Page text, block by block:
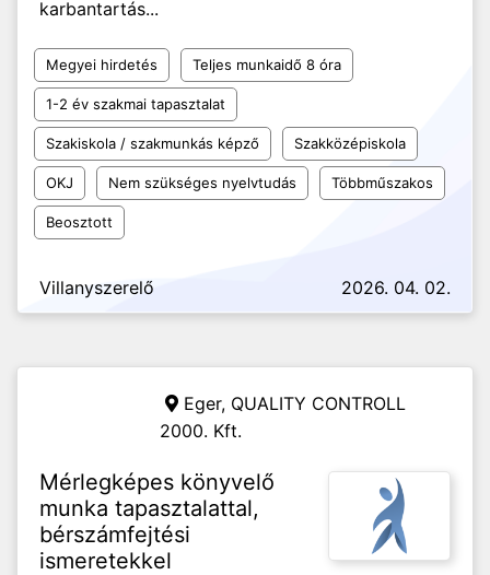
karbantartás...
Megyei hirdetés Teljes munkaidő 8 óra
1-2 év szakmai tapasztalat
Szakiskola / szakmunkás képző Szakközépiskola
OKJ Nem szükséges nyelvtudás Többműszakos
Beosztott
Villanyszerelő 2026. 04. 02.
Eger, QUALITY CONTROLL
2000. Kft.
Mérlegképes könyvelő
munka tapasztalattal,
bérszámfejtési
ismeretekkel